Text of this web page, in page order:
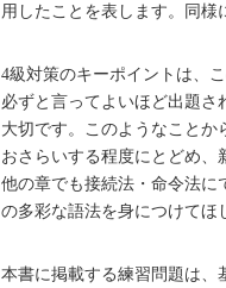
用したことを表します。同様
4級対策のキーポイントは、
必ずと言ってよいほど出題さ
大切です。このようなことか
おさらいする程度にとどめ、
他の章でも接続法・命令法に
の多彩な語法を身につけてほ
本書に掲載する練習問題は、